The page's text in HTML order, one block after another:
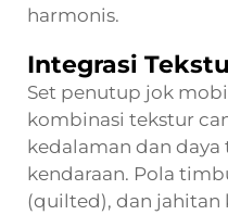
harmonis.
Integrasi
Set penutup jok
kombinasi tekstur
kedalaman dan
kendaraan. Pola
(quilted), dan jahitan